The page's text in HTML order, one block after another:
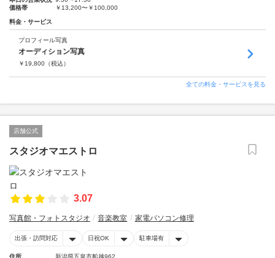
価格帯
￥13,200〜￥100,000
料金・サービス
プロフィール写真
オーディション写真
￥ 19,800 （税込）
全ての料金・サービスを見る
店舗公式
スタジオマエストロ
3.07
写真館・フォトスタジオ 音楽教室 家電パソコン修理
出張・訪問対応 日祝OK 駐車場有
住所
新潟県五泉市船越962